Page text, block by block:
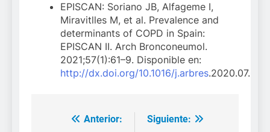
EPISCAN: Soriano JB, Alfageme I,
Miravitlles M, et al. Prevalence and
determinants of COPD in Spain:
EPISCAN II. Arch Bronconeumol.
2021;57(1):61–9. Disponible en:
http://dx.doi.org/10.1016/j.arbres.2020.07.024
Navegación
Anterior:
Siguiente: